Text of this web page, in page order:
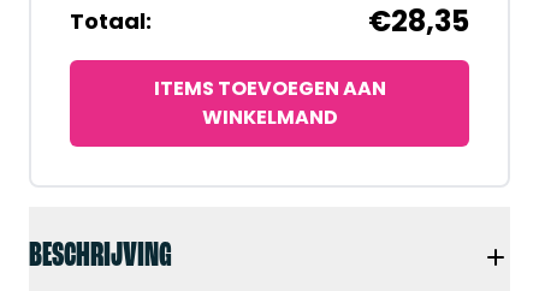
BESCHRIJVING
Totaal: €28,35
ITEMS TOEVOEGEN AAN
WINKELMAND